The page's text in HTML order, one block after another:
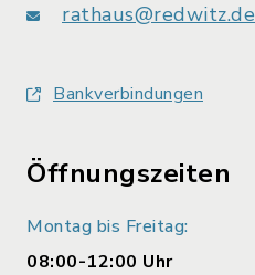
rathaus@redwitz.de
Bankverbindungen
Öffnungszeiten
Montag bis Freitag:
08:00-12:00 Uhr